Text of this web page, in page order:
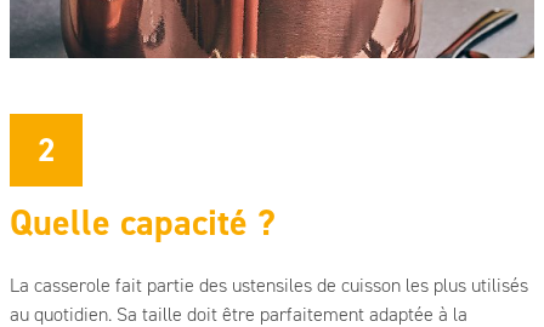
2
Quelle capacité ?
La casserole fait partie des ustensiles de cuisson les plus utilisés
au quotidien. Sa taille doit être parfaitement adaptée à la